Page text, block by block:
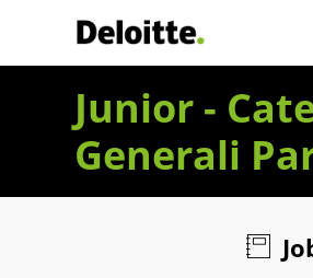
Deloitte Italia
Junior -
Generali